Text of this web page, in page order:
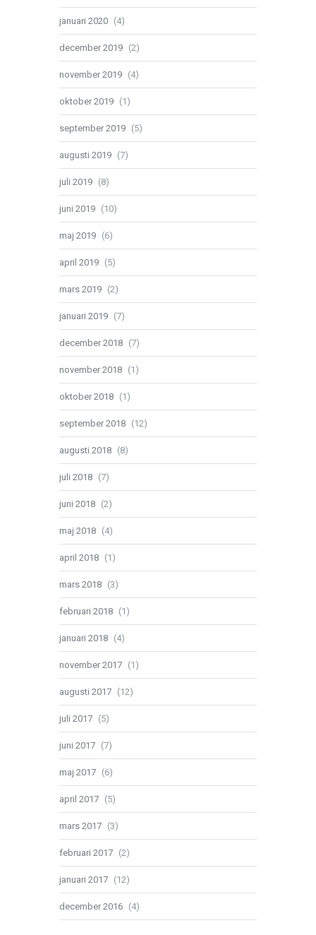
januari 2020 (4)
december 2019 (2)
november 2019 (4)
oktober 2019 (1)
september 2019 (5)
augusti 2019 (7)
juli 2019 (8)
juni 2019 (10)
maj 2019 (6)
april 2019 (5)
mars 2019 (2)
januari 2019 (7)
december 2018 (7)
november 2018 (1)
oktober 2018 (1)
september 2018 (12)
augusti 2018 (8)
juli 2018 (7)
juni 2018 (2)
maj 2018 (4)
april 2018 (1)
mars 2018 (3)
februari 2018 (1)
januari 2018 (4)
november 2017 (1)
augusti 2017 (12)
juli 2017 (5)
juni 2017 (7)
maj 2017 (6)
april 2017 (5)
mars 2017 (3)
februari 2017 (2)
januari 2017 (12)
december 2016 (4)